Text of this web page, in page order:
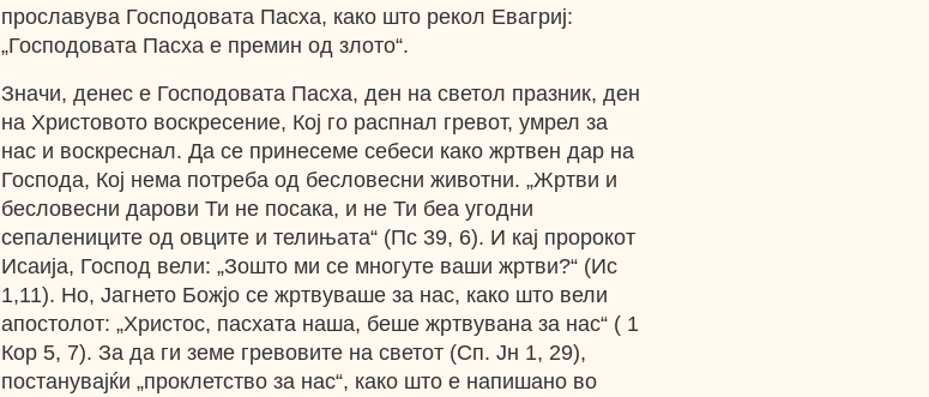
прославува Господовата Пасха, како што рекол Евагриј:
„Господовата Пасха е премин од злото“.
Значи, денес е Господовата Пасха, ден на светол празник, ден
на Христовото воскресение, Кој го распнал гревот, умрел за
нас и воскреснал. Да се принесеме себеси како жртвен дар на
Господа, Кој нема потреба од бесловесни животни. „Жртви и
бесловесни дарови Ти не посака, и не Ти беа угодни
сепалениците од овците и телињата“ (Пс 39, 6). И кај пророкот
Исаија, Господ вели: „Зошто ми се многуте ваши жртви?“ (Ис
1,11). Но, Јагнето Божјо се жртвуваше за нас, како што вели
апостолот: „Христос, пасхата наша, беше жртвувана за нас“ ( 1
Кор 5, 7). За да ги земе гревовите на светот (Сп. Јн 1, 29),
постанувајќи „проклетство за нас“, како што е напишано во